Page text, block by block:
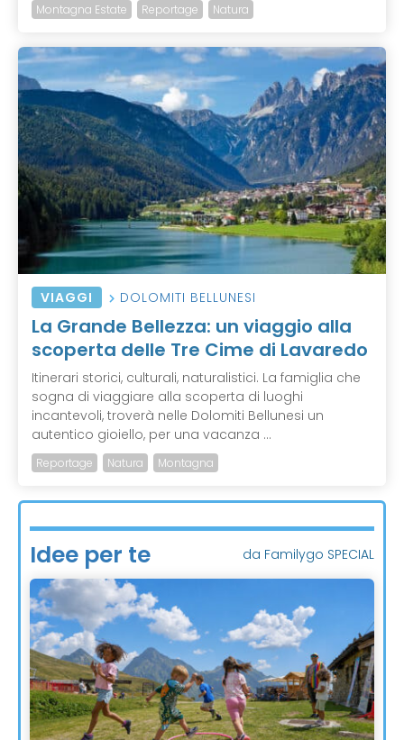
Montagna Estate Reportage Natura
VIAGGI DOLOMITI BELLUNESI
La Grande Bellezza: un viaggio alla
scoperta delle Tre Cime di Lavaredo
Itinerari storici, culturali, naturalistici. La famiglia che
sogna di viaggiare alla scoperta di luoghi
incantevoli, troverà nelle Dolomiti Bellunesi un
autentico gioiello, per una vacanza ...
Reportage Natura Montagna
Idee per te da Familygo SPECIAL